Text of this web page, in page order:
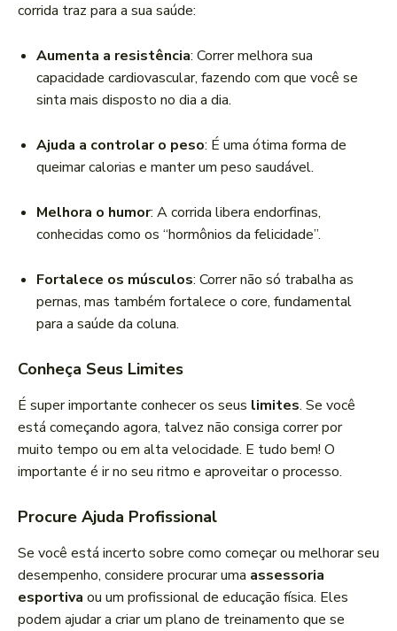
corrida traz para a sua saúde:
Aumenta a resistência: Correr melhora sua
capacidade cardiovascular, fazendo com que você se
sinta mais disposto no dia a dia.
Ajuda a controlar o peso: É uma ótima forma de
queimar calorias e manter um peso saudável.
Melhora o humor: A corrida libera endorfinas,
conhecidas como os “hormônios da felicidade”.
Fortalece os músculos: Correr não só trabalha as
pernas, mas também fortalece o core, fundamental
para a saúde da coluna.
Conheça Seus Limites
É super importante conhecer os seus limites. Se você
está começando agora, talvez não consiga correr por
muito tempo ou em alta velocidade. E tudo bem! O
importante é ir no seu ritmo e aproveitar o processo.
Procure Ajuda Profissional
Se você está incerto sobre como começar ou melhorar seu
desempenho, considere procurar uma assessoria
esportiva ou um profissional de educação física. Eles
podem ajudar a criar um plano de treinamento que se